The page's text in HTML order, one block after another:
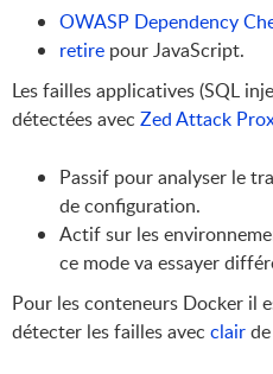
OWASP Dependency
retire pour JavaScript.
Les failles applicatives (SQL
détectées avec Zed Attack
Passif pour analyser le
de configuration.
Actif sur les
ce mode va essayer
Pour les conteneurs Docker il
détecter les failles avec clair